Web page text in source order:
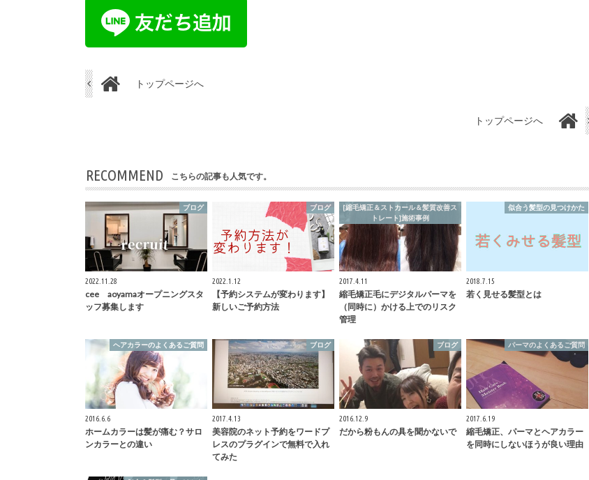
トップページへ
トップページへ
RECOMMEND こちらの記事も人気です。
ブログ
2022.11.28
cee aoyamaオープニングスタ
ッフ募集します
ブログ
2022.1.12
【予約システムが変わります】
新しいご予約方法
[縮毛矯正＆ストカール＆髪質改善ス
トレート]施術事例
2017.4.11
縮毛矯正毛にデジタルパーマを
（同時に）かける上でのリスク
管理
似合う髪型の見つけかた
2018.7.15
若く見せる髪型とは
ヘアカラーのよくあるご質問
2016.6.6
ホームカラーは髪が痛む？サロ
ンカラーとの違い
ブログ
2017.4.13
美容院のネット予約をワードプ
レスのプラグインで無料で入れ
てみた
ブログ
2016.12.9
だから粉もんの具を聞かないで
パーマのよくあるご質問
2017.6.19
縮毛矯正、パーマとヘアカラー
を同時にしないほうが良い理由